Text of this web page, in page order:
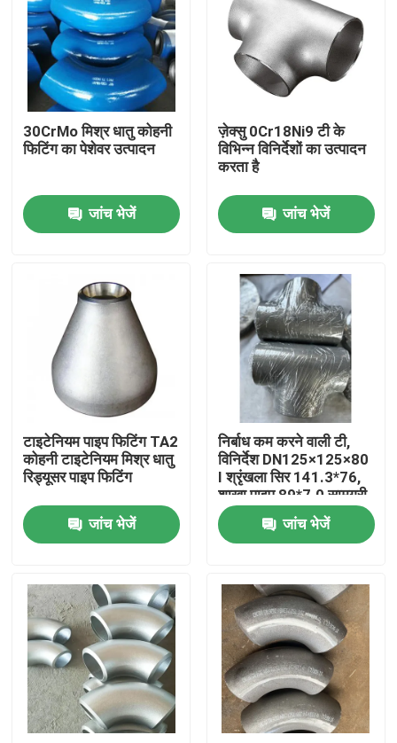
घर
वीडियो
वीआर शो
हमारे बारे में
कारखाना भ्रमण
संपर्क करें
समाचार
एक उद्धरण का अनुरोध करें
30CrMo मिश्र धातु कोहनी
फिटिंग का पेशेवर उत्पादन
जांच भेजें
ज़ेक्सु 0Cr18Ni9 टी के
विभिन्न विनिर्देशों का उत्पादन
करता है
जांच भेजें
टाइटेनियम पाइप फिटिंग TA2
कोहनी टाइटेनियम मिश्र धातु
रिड्यूसर पाइप फिटिंग
जांच भेजें
निर्बाध कम करने वाली टी,
विनिर्देश DN125×125×80
I श्रृंखला सिर 141.3*76,
शाखा पाइप 89*7.0 सामग्री
Inconel600
जांच भेजें